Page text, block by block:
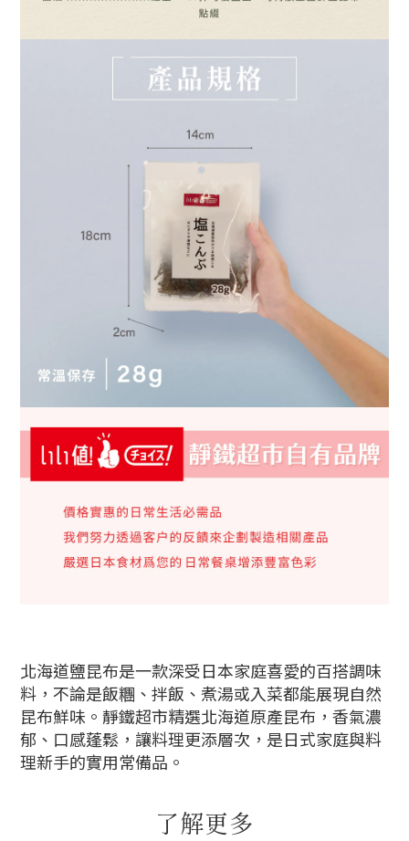
北海道鹽昆布是一款深受日本家庭喜愛的百搭調味
料，不論是飯糰、拌飯、煮湯或入菜都能展現自然
昆布鮮味。靜鐵超市精選北海道原產昆布，香氣濃
郁、口感蓬鬆，讓料理更添層次，是日式家庭與料
理新手的實用常備品。
了解更多